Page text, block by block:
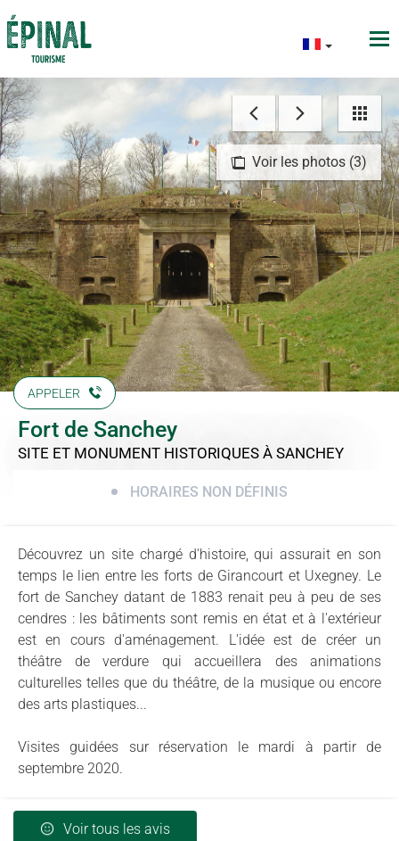
Voir les photos (3)
APPELER
Fort de Sanchey
SITE ET MONUMENT HISTORIQUES À SANCHEY
HORAIRES NON DÉFINIS
Découvrez un site chargé d'histoire, qui assurait en son
temps le lien entre les forts de Girancourt et Uxegney. Le
fort de Sanchey datant de 1883 renait peu à peu de ses
cendres : les bâtiments sont remis en état et à l'extérieur
est en cours d'aménagement. L'idée est de créer un
théâtre de verdure qui accueillera des animations
culturelles telles que du théâtre, de la musique ou encore
des arts plastiques...
Visites guidées sur réservation le mardi à partir de
septembre 2020.
Voir tous les avis